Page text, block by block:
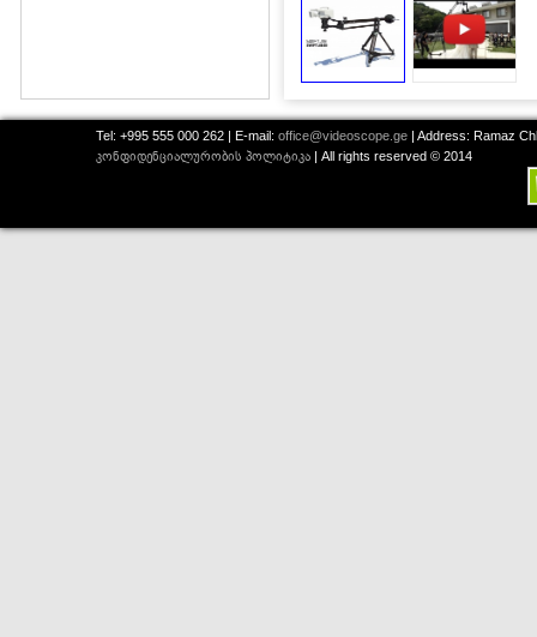
Tel: +995 555 000 262 | E-mail: office@videoscope.ge | Address: Ramaz
კონფიდენციალურობის პოლიტიკა | All rights reserved © 2014